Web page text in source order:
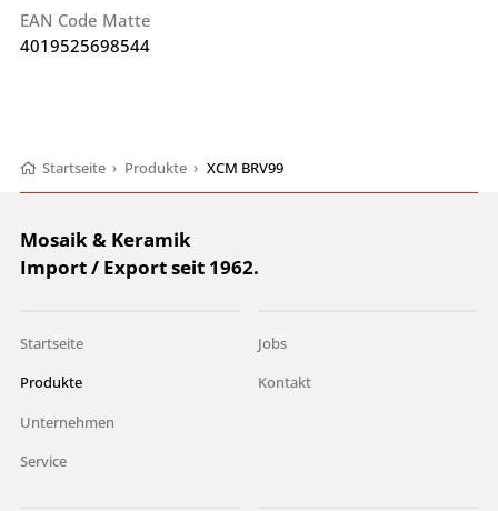
EAN Code Matte
4019525698544
Startseite › Produkte › XCM BRV99
Mosaik & Keramik
Import / Export seit 1962.
Startseite
Produkte
Unternehmen
Service
Jobs
Kontakt